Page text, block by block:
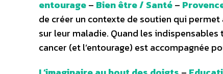
entourage– Bien être / Santé–
de créer un contexte de soutien qui
sur leur maladie. Quand les
cancer (et l’entourage) est accompagnée